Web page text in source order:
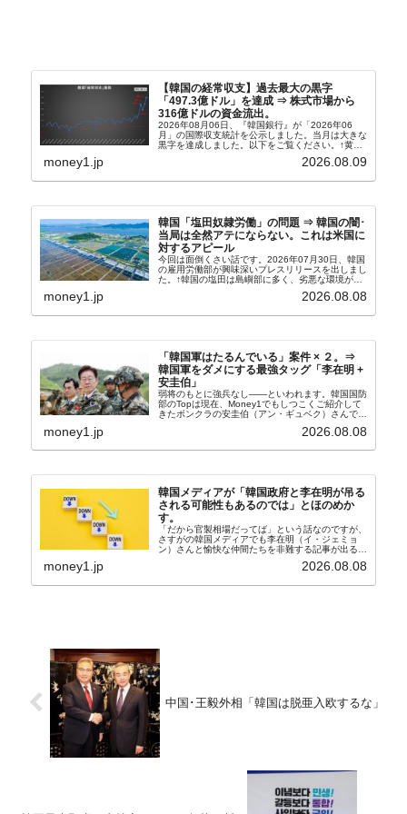
【韓国の経常収支】過去最大の黒字
「497.3億ドル」を達成 ⇒ 株式市場から
316億ドルの資金流出。
2026年08月06日、『韓国銀行』が「2026年06
月」の国際収支統計を公示しました。当月は大きな
黒字を達成しました。以下をご覧ください。↑黄色
の経常収支です。2026年06月貿易収支：4...
money1.jp 2026.08.09
韓国「塩田奴隷労働」の問題 ⇒ 韓国の闇･
当局は全然アテにならない。これは米国に
対するアピール
今回は面倒くさい話です。2026年07月30日、韓国
の雇用労働部が興味深いプレスリリースを出しまし
た。↑韓国の塩田は島嶼部に多く、劣悪な環境が一
たといわれます（後述）。これは、いわゆる「塩田
money1.jp 2026.08.08
「韓国軍はたるんでいる」案件 × ２。⇒
韓国軍をダメにする最強タッグ「李在明 +
安圭伯」
弱将のもとに強兵なし――といわれます。韓国国防
部のTopは現在、Money1でもしつこくご紹介して
きたボンクラの安圭伯（アン・ギュベク）さんで
さんと「韓国初の文官上がり」の国防部長官安圭伯
money1.jp 2026.08.08
韓国メディアが「韓国政府と李在明が吊る
される可能性もあるのでは」とほのめか
す。
「だから官製相場だってば」という話なのですが、
さすがの韓国メディアでも李在明（イ・ジェミョ
ン）さんと愉快な仲間たちを非難する記事が出るよ
『朝鮮日報』に面白い記事が出ています。「東西南
money1.jp 2026.08.08
中国･王毅外相「韓国は脱亜入欧するな」